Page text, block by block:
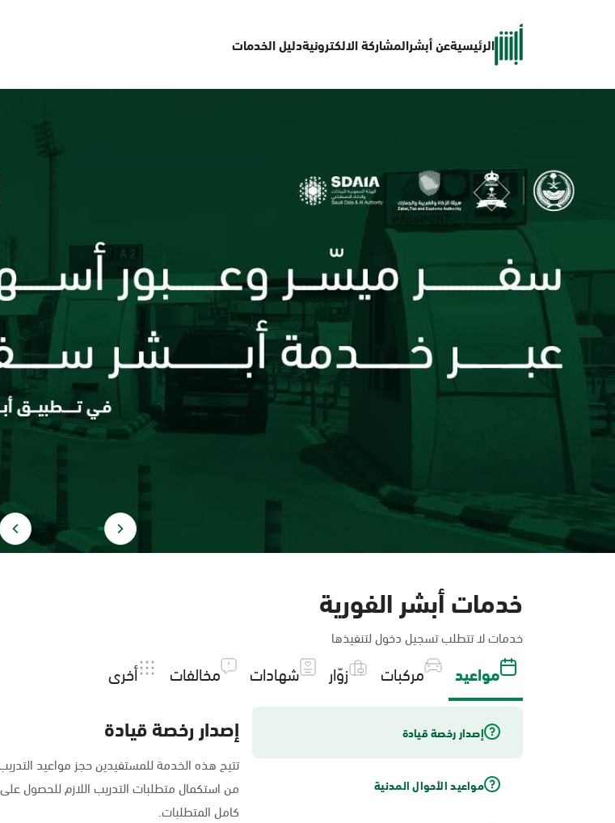
الرئيسيةعن أبشرالمشاركة الالكترونيةدليل الخدمات
خدمات أبشر الفورية
خدمات لا تتطلب تسجيل دخول لتنفيذها
مواعيد مركبات زوّار شهادات مخالفات أخرى
إصدار رخصة قيادة
مواعيد الأحوال المدنية
إصدار رخصة قيادة
تتيح هذه الخدمة للمستفيدين حجز مواعيد
من استكمال متطلبات التدريب اللازم للحصول
كامل المتطلبات.